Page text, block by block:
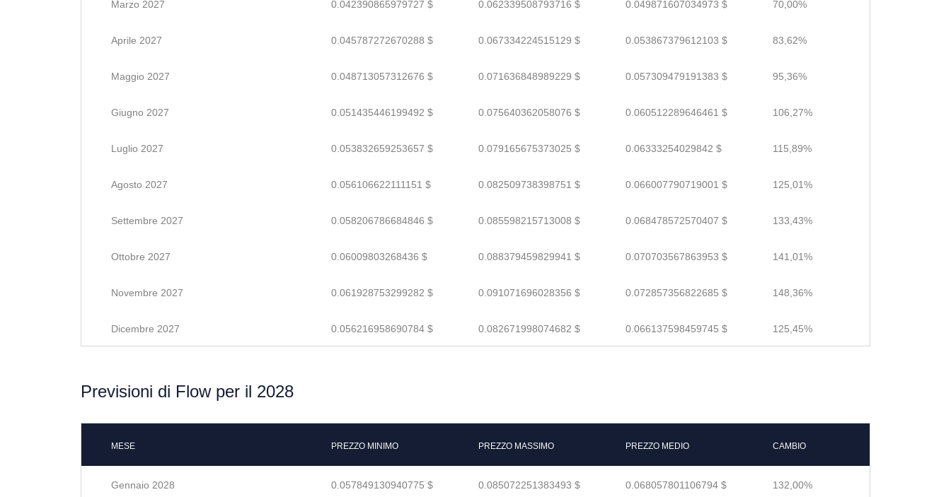
Marzo 2027 0.042390865979727 $ 0.062339508793716 $ 0.049871607034973 $ 70,00%
Aprile 2027 0.045787272670288 $ 0.067334224515129 $ 0.053867379612103 $ 83,62%
Maggio 2027 0.048713057312676 $ 0.071636848989229 $ 0.057309479191383 $ 95,36%
Giugno 2027 0.051435446199492 $ 0.075640362058076 $ 0.060512289646461 $ 106,27%
Luglio 2027 0.053832659253657 $ 0.079165675373025 $ 0.06333254029842 $ 115,89%
Agosto 2027 0.056106622111151 $ 0.082509738398751 $ 0.066007790719001 $ 125,01%
Settembre 2027 0.058206786684846 $ 0.085598215713008 $ 0.068478572570407 $ 133,43%
Ottobre 2027 0.06009803268436 $ 0.088379459829941 $ 0.070703567863953 $ 141,01%
Novembre 2027 0.061928753299282 $ 0.091071696028356 $ 0.072857356822685 $ 148,36%
Dicembre 2027 0.056216958690784 $ 0.082671998074682 $ 0.066137598459745 $ 125,45%
Previsioni di Flow per il 2028
MESE PREZZO MINIMO PREZZO MASSIMO PREZZO MEDIO CAMBIO
Gennaio 2028 0.057849130940775 $ 0.085072251383493 $ 0.068057801106794 $ 132,00%